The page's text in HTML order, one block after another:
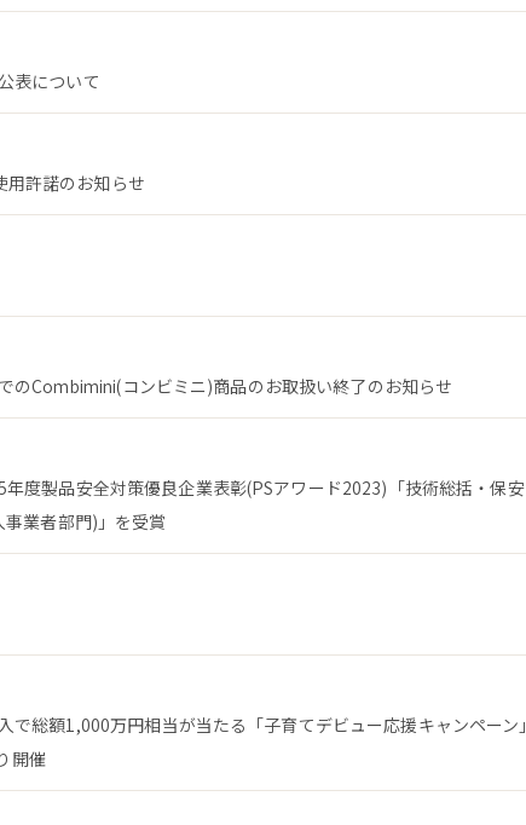
表について
許諾のお知らせ
のCombimini(コンビミニ)商品のお取扱い終了のお知らせ
度製品安全対策優良企業表彰(PSアワード2023)「技術総括・保安
業者部門)」を受賞
で総額1,000万円相当が当たる「子育てデビュー応援キャンペーン」
開催